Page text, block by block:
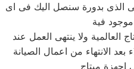
الذى بدورة سنصل اليك فى اى
فية
العالمية ولا ينتهى العمل عند
بعد الانتهاء من اعمال الصيانة
اجهزة ميتاج